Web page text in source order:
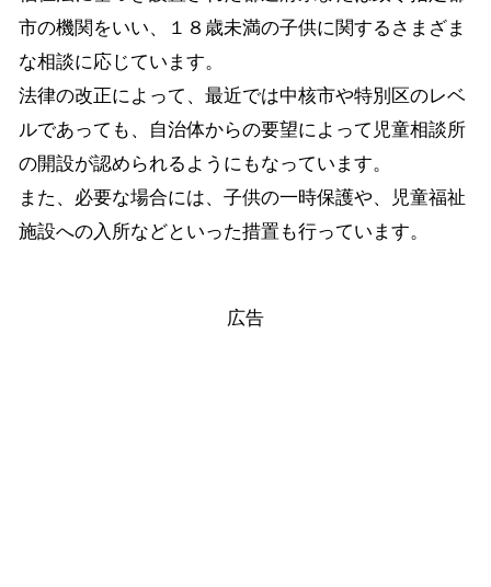
市の機関をいい、１８歳未満の子供に関するさまざま
な相談に応じています。
法律の改正によって、最近では中核市や特別区のレベ
ルであっても、自治体からの要望によって児童相談所
の開設が認められるようにもなっています。
また、必要な場合には、子供の一時保護や、児童福祉
施設への入所などといった措置も行っています。